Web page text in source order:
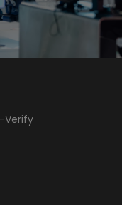
Verify